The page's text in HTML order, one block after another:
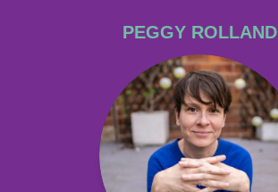
PEGGY ROLLAND